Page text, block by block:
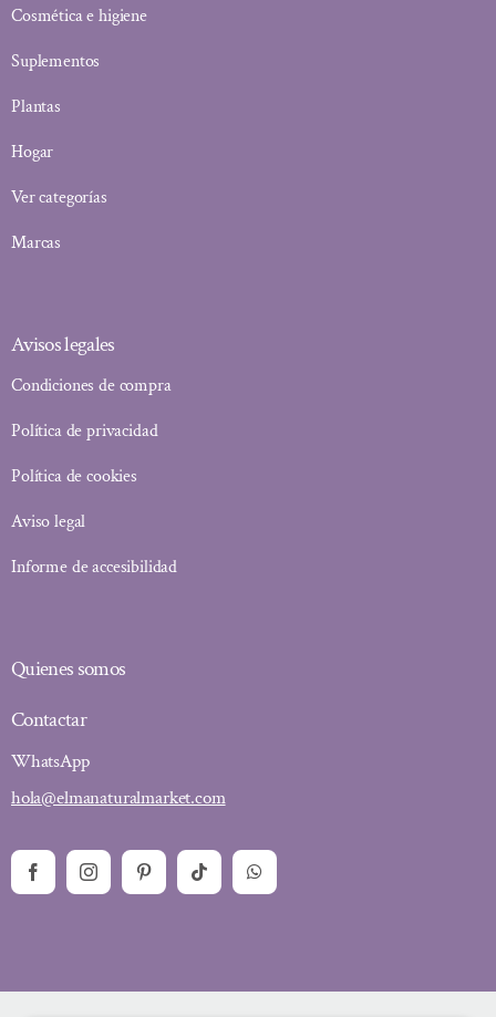
Cosmética e higiene
Suplementos
Plantas
Hogar
Ver categorías
Marcas
Avisos legales
Condiciones de compra
Política de privacidad
Política de cookies
Aviso legal
Informe de accesibilidad
Quienes somos
Contactar
WhatsApp
hola@elmanaturalmarket.com